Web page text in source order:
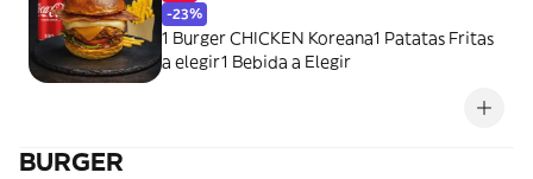
-23%
1 Burger CHICKEN Koreana1 Patatas Fritas
a elegir1 Bebida a Elegir
BURGER